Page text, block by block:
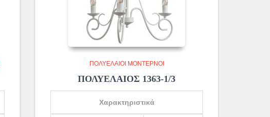
ΠΟΛΥΈΛΑΙΟΙ ΜΟΝΤΈΡΝΟΙ
ΠΟΛΥΕΛΑΙΟΣ 1363-1/3
Χαρακτηριστικά